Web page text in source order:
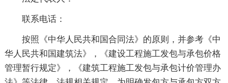
联系电话：
按照《中华人民共和国合同法》的原则，并参考《中
华人民共和国建筑法》，《建设工程施工发包与承包价格
管理暂行规定》，《建筑工程施工发包与承包计价管理办